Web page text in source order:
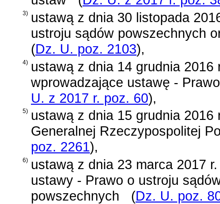
3) ustawą z dnia 30 listopada
ustroju sądów powszechnych
(Dz. U. poz. 2103),
4) ustawą z dnia 14 grudnia 2016
wprowadzające ustawę -
U. z 2017 r. poz. 60),
5) ustawą z dnia 15 grudnia 2016
Generalnej Rzeczypospolitej
poz. 2261),
6) ustawą z dnia 23 marca 2017
ustawy - Prawo o ustroju
powszechnych
(Dz. U. poz.